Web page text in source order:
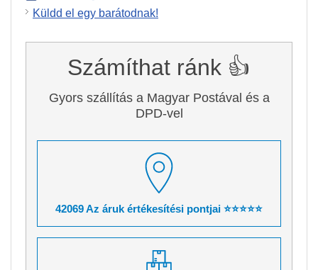
Küldd el egy barátodnak!
Számíthat ránk 👍
Gyors szállítás a Magyar Postával és a
DPD-vel
42069 Az áruk értékesítési pontjai ⭐⭐⭐⭐⭐